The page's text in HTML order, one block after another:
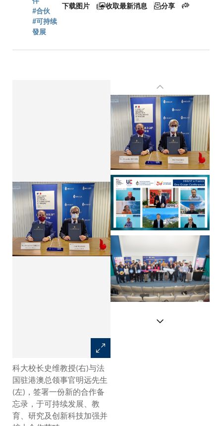
#合伙
#可持续
發展
下载图片 收取最新消息 分享
科大校长史维教授(右)与法
国驻港澳总领事官明远先生
(左)，签署一份新的合作备
忘录，于可持续发展、教
育、研究及创新科技加强并